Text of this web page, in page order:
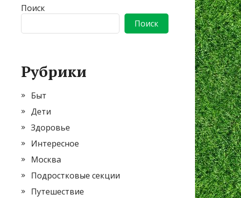
Поиск
Поиск
Рубрики
Быт
Дети
Здоровье
Интересное
Москва
Подростковые секции
Путешествие